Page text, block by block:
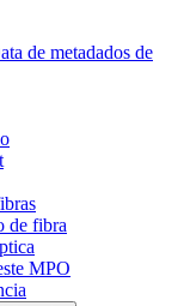
de metadados de
de fibra
MPO